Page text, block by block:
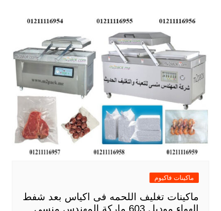
ماكينات فاكيوم
ماكينات تغليف اللحمه فى اكياس بعد شفط
الهواء موديل 603 ماركة المهندس منسى